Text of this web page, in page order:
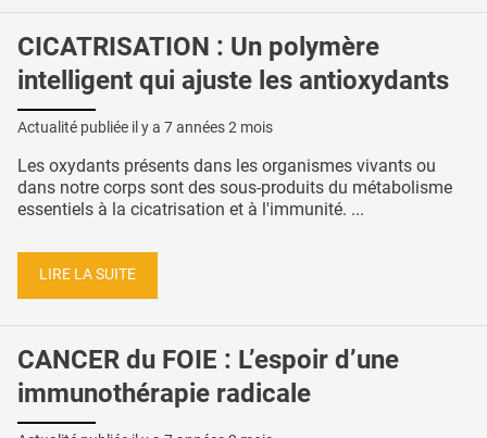
CICATRISATION : Un polymère
intelligent qui ajuste les antioxydants
Actualité publiée il y a 7 années 2 mois
Les oxydants présents dans les organismes vivants ou
dans notre corps sont des sous-produits du métabolisme
essentiels à la cicatrisation et à l'immunité. ...
LIRE LA SUITE
CANCER du FOIE : L’espoir d’une
immunothérapie radicale